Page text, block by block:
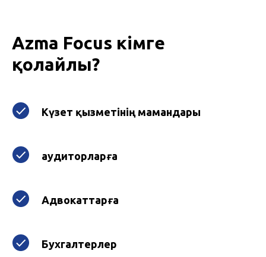
Azma Focus кімге
қолайлы?
Күзет қызметінің мамандары
аудиторларға
Адвокаттарға
Бухгалтерлер